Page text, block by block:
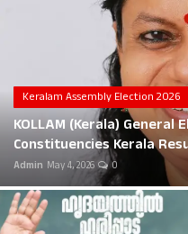
Career
Education
Business
Local News
Keralam Assembly Election 2026
KOLLAM (Kerala) General
Constituencies Kerala
Admin May 4, 2026 0